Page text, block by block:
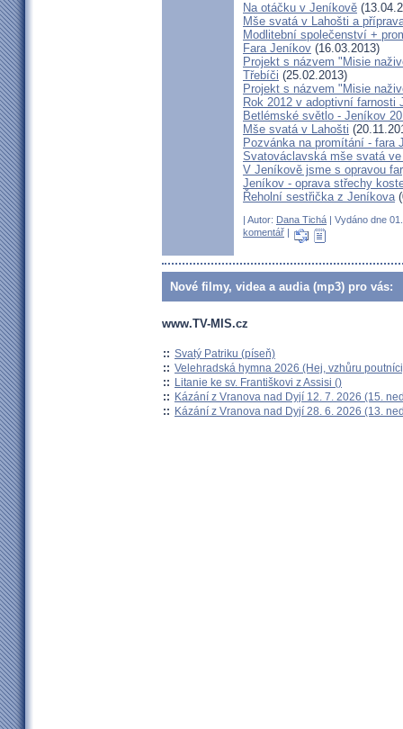
Na otáčku v Jeníkově
Mše svatá v Lahošti a
Modlitební společenství +
Fara Jeníkov (16.03.2013)
Projekt s názvem "Misie
Třebíči (25.02.2013)
Projekt s názvem "Misie
Rok 2012 v adoptivní farnosti
Betlémské světlo - Jeníkov
Mše svatá v Lahošti
Pozvánka na promítání - fara
Svatováclavská mše svatá
V Jeníkově jsme s opravou
Jeníkov - oprava střechy
Řeholní sestřička z Jeníkova
| Autor: Dana Tichá | Vydáno dne
komentář |
Nové filmy, videa a audia (mp3) pro vás:
www.TV-MIS.cz
:: Svatý Patriku (píseň)
:: Velehradská hymna 2026 (Hej, vzhůru
:: Litanie ke sv. Františkovi z Assisi ()
:: Kázání z Vranova nad Dyjí 12. 7. 2026 (15.
:: Kázání z Vranova nad Dyjí 28. 6. 2026 (13.